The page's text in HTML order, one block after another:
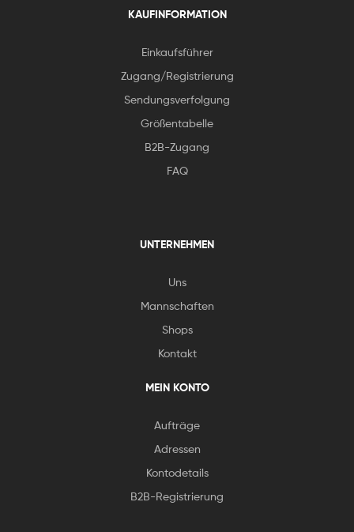
KAUFINFORMATION
Einkaufsführer
Zugang/Registrierung
Sendungsverfolgung
Größentabelle
B2B-Zugang
FAQ
UNTERNEHMEN
Uns
Mannschaften
Shops
Kontakt
MEIN KONTO
Aufträge
Adressen
Kontodetails
B2B-Registrierung